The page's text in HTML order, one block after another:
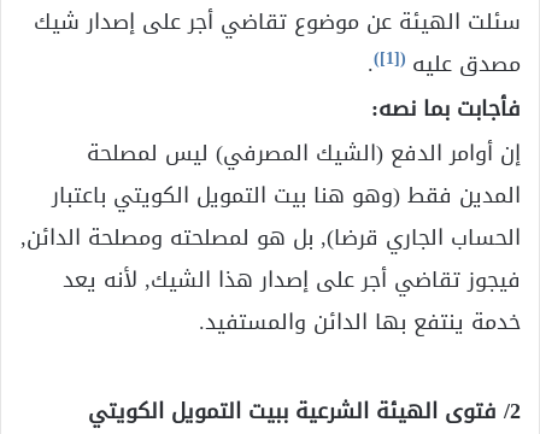
سئلت الهيئة عن موضوع تقاضي أجر على إصدار شيك
مصدق عليه (
[1]
)
.
فأجابت بما نصه:
إن أوامر الدفع (الشيك المصرفي) ليس لمصلحة
المدين فقط (وهو هنا بيت التمويل الكويتي باعتبار
الحساب الجاري قرضا), بل هو لمصلحته ومصلحة الدائن,
فيجوز تقاضي أجر على إصدار هذا الشيك, لأنه يعد
خدمة ينتفع بها الدائن والمستفيد.
2/ فتوى الهيئة الشرعية ببيت التمويل الكويتي